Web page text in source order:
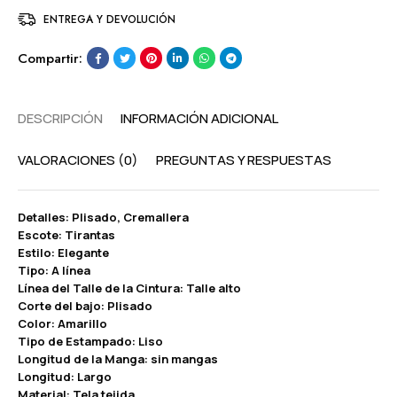
ENTREGA Y DEVOLUCIÓN
Compartir:
DESCRIPCIÓN INFORMACIÓN ADICIONAL
VALORACIONES (0) PREGUNTAS Y RESPUESTAS
Detalles: Plisado, Cremallera
Escote: Tirantas
Estilo: Elegante
Tipo: A línea
Línea del Talle de la Cintura: Talle alto
Corte del bajo: Plisado
Color: Amarillo
Tipo de Estampado: Liso
Longitud de la Manga: sin mangas
Longitud: Largo